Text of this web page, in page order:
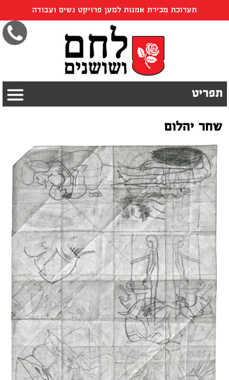
תערוכת מכירת אמנות למען פרויקט נשים ועבודה
תפריט
שחר יהלום